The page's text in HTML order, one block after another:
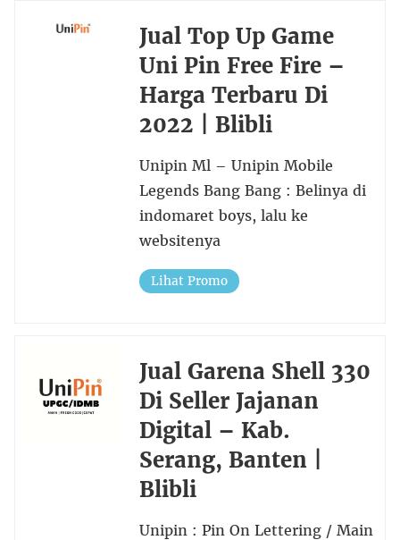
Jual Top Up Game
Uni Pin Free Fire –
Harga Terbaru Di
2022 | Blibli
Unipin Ml – Unipin Mobile
Legends Bang Bang : Belinya di
indomaret boys, lalu ke
websitenya
Lihat Promo
Jual Garena Shell 330
Di Seller Jajanan
Digital – Kab.
Serang, Banten |
Blibli
Unipin : Pin On Lettering / Main